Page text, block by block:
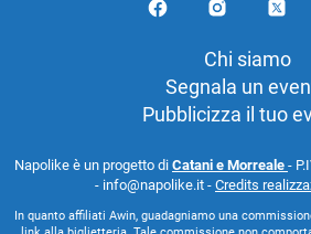
Chi siamo
Segnala un
Pubblicizza il tuo
Napolike è un progetto di Catani e Morreale -
- info@napolike.it - Credits
In quanto affiliati Awin, guadagniamo una